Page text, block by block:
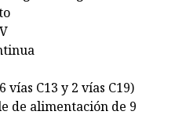
C13 y 2 vías C19)
de alimentación de 9